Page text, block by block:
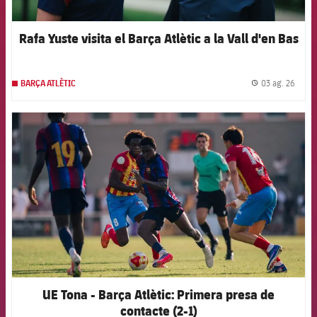
Rafa Yuste visita el Barça Atlètic a la Vall d'en Bas
BARÇA ATLÈTIC 03 ag. 26
FCB Barcelona badge
UE Tona - Barça Atlètic: Primera presa de
contacte (2-1)